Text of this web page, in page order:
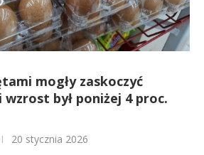
mogły zaskoczyć
wzrost był poniżej 4 proc.
20 stycznia 2026